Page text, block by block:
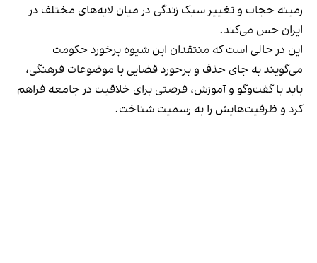
زمینه حجاب و تغییر سبک زندگی در میان لایه‌های مختلف در
ایران حس می‌کند.
این در حالی است که منتقدان این شیوه برخورد حکومت
می‌گویند به جای حذف و برخورد قضایی با موضوعات فرهنگی،
باید با گفت‌وگو و آموزش، فرصتی برای خلاقیت در جامعه فراهم
کرد و ظرفیت‌هایش را به رسمیت شناخت.